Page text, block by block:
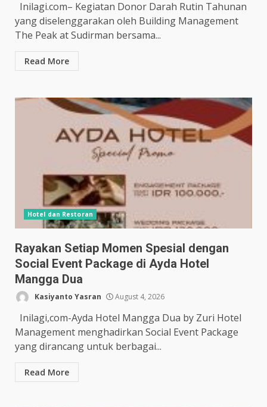
Inilagi.com– Kegiatan Donor Darah Rutin Tahunan
yang diselenggarakan oleh Building Management
The Peak at Sudirman bersama...
Read More
Hotel dan Restoran
Rayakan Setiap Momen Spesial dengan
Social Event Package di Ayda Hotel
Mangga Dua
Kasiyanto Yasran August 4, 2026
Inilagi,com-Ayda Hotel Mangga Dua by Zuri Hotel
Management menghadirkan Social Event Package
yang dirancang untuk berbagai...
Read More